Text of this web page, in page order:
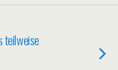
teilweise